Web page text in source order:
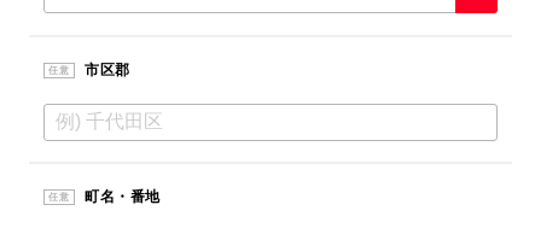
任意 市区郡
任意 町名・番地